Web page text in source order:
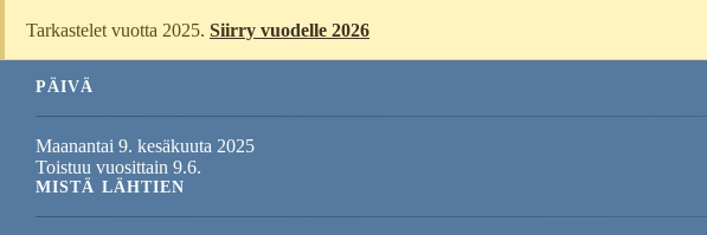
Tarkastelet vuotta 2025.Siirry vuodelle 2026
PÄIVÄ
Maanantai 9. kesäkuuta 2025
Toistuu vuosittain 9.6.
MISTÄ LÄHTIEN